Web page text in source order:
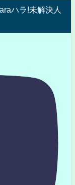
ハラ!未解決人